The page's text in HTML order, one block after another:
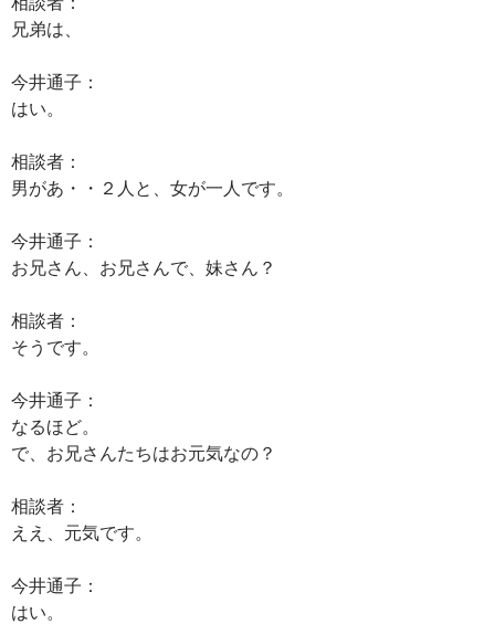
兄弟は、
今井通子：
はい。
相談者：
男があ・・２人と、女が一人です。
今井通子：
お兄さん、お兄さんで、妹さん？
相談者：
そうです。
今井通子：
なるほど。
で、お兄さんたちはお元気なの？
相談者：
ええ、元気です。
今井通子：
はい。